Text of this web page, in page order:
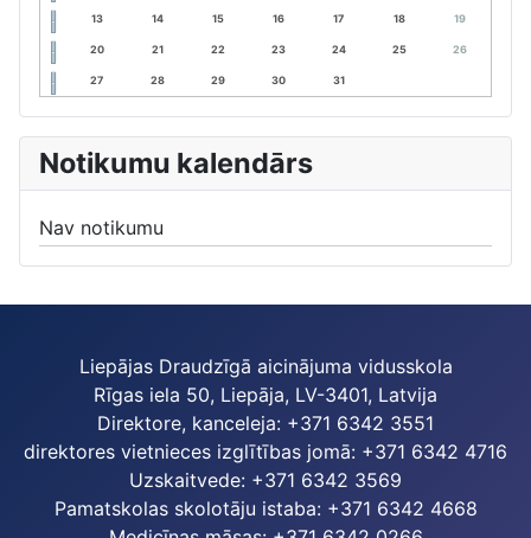
13 14 15 16 17 18 19
20 21 22 23 24 25 26
27 28 29 30 31
Notikumu kalendārs
Nav notikumu
Liepājas Draudzīgā aicinājuma vidusskola
Rīgas iela 50, Liepāja, LV-3401, Latvija
Direktore, kanceleja: +371 6342 3551
direktores vietnieces izglītības jomā: +371 6342 4716
Uzskaitvede: +371 6342 3569
Pamatskolas skolotāju istaba: +371 6342 4668